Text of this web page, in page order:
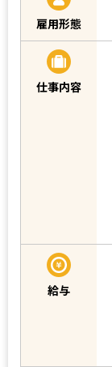
雇用形態
仕事内容
給与